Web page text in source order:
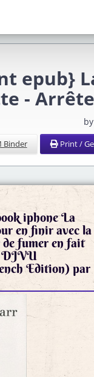
epub}
-
Binder Print /
iphone La
en finir avec la
DJVU
Edition) par